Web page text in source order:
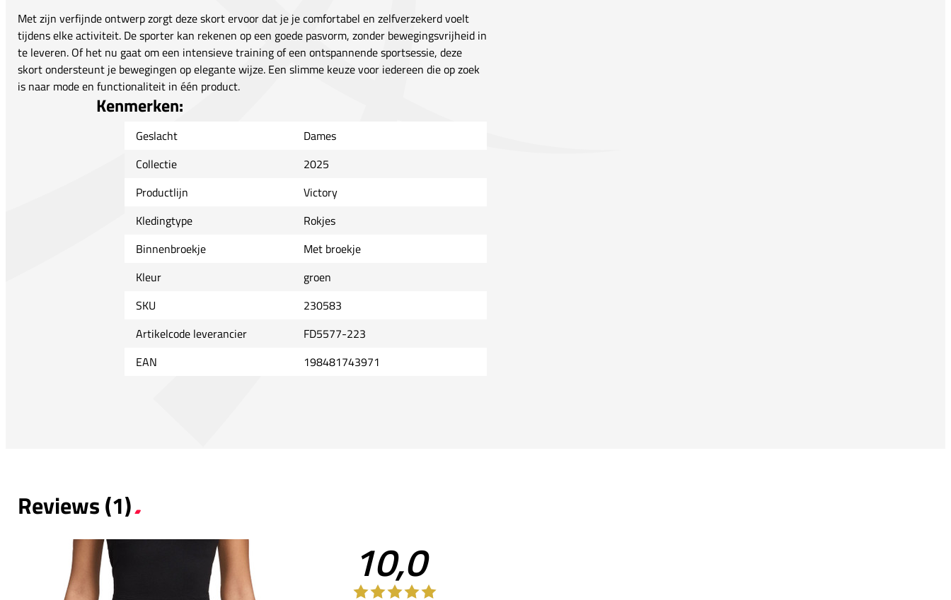
Met zijn verfijnde ontwerp zorgt deze skort ervoor dat je je comfortabel en zelfverzekerd voelt
tijdens elke activiteit. De sporter kan rekenen op een goede pasvorm, zonder bewegingsvrijheid in
te leveren. Of het nu gaat om een intensieve training of een ontspannende sportsessie, deze
skort ondersteunt je bewegingen op elegante wijze. Een slimme keuze voor iedereen die op zoek
is naar mode en functionaliteit in één product.
Kenmerken:
Geslacht
Dames
Collectie
2025
Productlijn
Victory
Kledingtype
Rokjes
Binnenbroekje
Met broekje
Kleur
groen
SKU
230583
Artikelcode leverancier
FD5577-223
EAN
198481743971
Reviews (1)
10,0